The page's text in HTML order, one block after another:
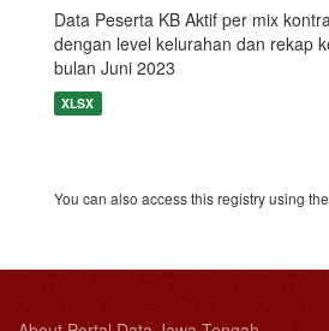
Data Peserta KB Aktif per mix
dengan level kelurahan dan rekap
bulan Juni 2023
XLSX
You can also access this registry using the